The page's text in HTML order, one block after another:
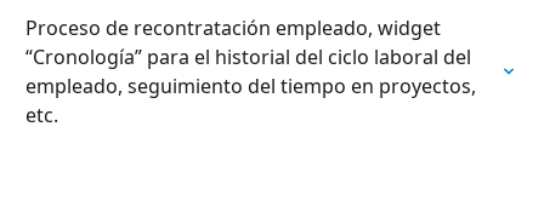
Proceso de recontratación empleado, widget
“Cronología” para el historial del ciclo laboral del
empleado, seguimiento del tiempo en proyectos,
etc.